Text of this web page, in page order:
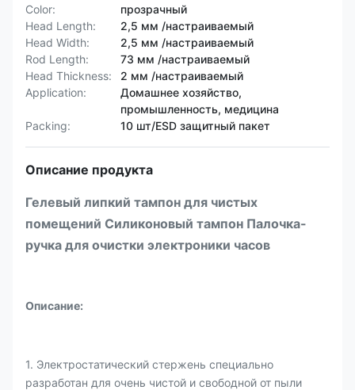
Color:
прозрачный
Head Length:
2,5 мм /настраиваемый
Head Width:
2,5 мм /настраиваемый
Rod Length:
73 мм /настраиваемый
Head Thickness:
2 мм /настраиваемый
Application:
Домашнее хозяйство,
промышленность, медицина
Packing:
10 шт/ESD защитный пакет
Описание продукта
Гелевый липкий тампон для чистых
помещений Силиконовый тампон Палочка-
ручка для очистки электроники часов
Описание:
1. Электростатический стержень специально
разработан для очень чистой и свободной от пыли